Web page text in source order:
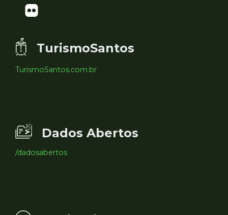
TurismoSantos
TurismoSantos.com.br
Dados Abertos
/dadosabertos